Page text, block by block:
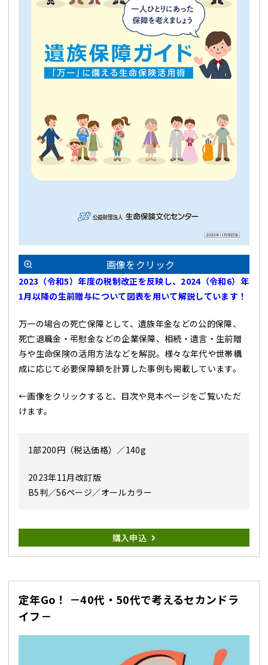
画像をクリック
2023（令和5）年度の税制改正を反映し、2024（令和6）年
1月以降の生前贈与について図表を用いて解説しています！
万一の場合の死亡保障として、遺族年金などの公的保障、
死亡退職金・弔慰金などの企業保障、相続・遺言・生前贈
与や生命保険の活用方法などを解説。様々な年代や世帯構
成に応じて必要保障額を計算した事例も掲載しています。
←画像をクリックすると、目次や見本ページをご覧いただ
けます。
1部200円（税込価格）／140g
2023年11月改訂版
B5判／56ページ／オールカラー
購入申込
定年Go！ －40代・50代で考えるセカンドラ
イフ－